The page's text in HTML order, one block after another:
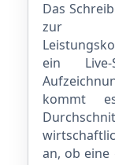
Das
zur
ein Live-
kommt
an, ob